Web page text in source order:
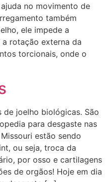
no movimento de
também
ele impede a
rotação externa da
torcionais, onde o
joelho biológicas. São
para desgaste nas
estão sendo
ou seja, troca da
por osso e cartilagens
de orgãos! Hoje em dia